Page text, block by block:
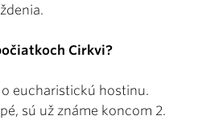
Cirkvi?
eucharistickú hostinu.
sú už známe koncom 2.